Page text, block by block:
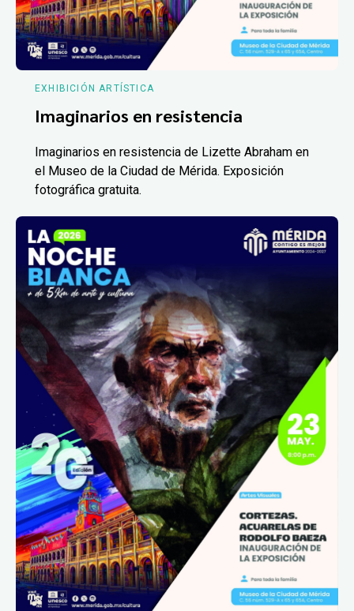
EXHIBICIÓN ARTÍSTICA
Imaginarios en resistencia
Imaginarios en resistencia de Lizette Abraham en
el Museo de la Ciudad de Mérida. Exposición
fotográfica gratuita.